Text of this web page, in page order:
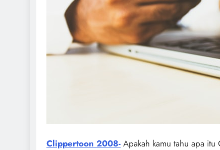
Clippertoon 2008- Apakah kamu tahu apa